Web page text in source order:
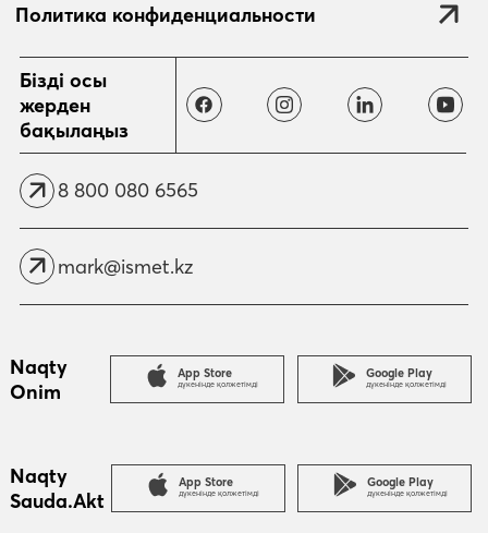
Политика конфиденциальности
Naqty
Onim
App Store
дүкенінде қолжетімді
Google Play
дүкенінде қолжетімді
Naqty
Sauda.Akt
App Store
дүкенінде қолжетімді
Google Play
дүкенінде қолжетімді
Бізді осы
жерден
бақылаңыз
8 800 080 6565
mark@ismet.kz